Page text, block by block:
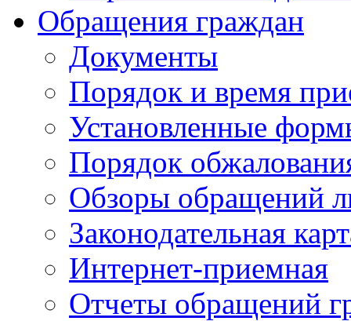
Обращения граждан
Документы
Порядок и время
Установленные
Порядок
Обзоры обращений
Законодательная
Интернет-приемная
Отчеты обращений